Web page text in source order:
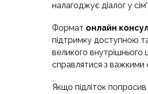
налагоджує діалог у
Формат онлайн
підтримку доступною
великого внутрішнього
справлятися з важкими
Якщо підліток